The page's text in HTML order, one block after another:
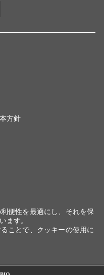
方針
便性を最適にし、それを保
ます。
ことで、クッキーの使用に